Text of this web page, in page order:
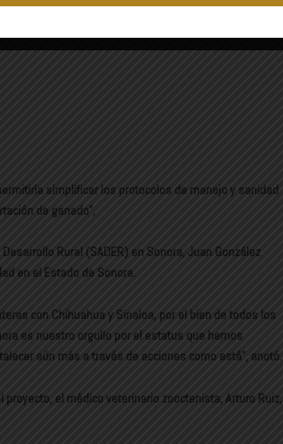
simplificar los protocolos de manejo y sanidad
de ganado”,
Rural (SADER) en Sonora, Juan González
en el Estado de Sonora.
con Chihuahua y Sinaloa, por el bien de todos los
es nuestro orgullo por el estatus que hemos
aún más a través de acciones como está”, anotó.
el médico veterinario zooctenista, Arturo Ruiz,